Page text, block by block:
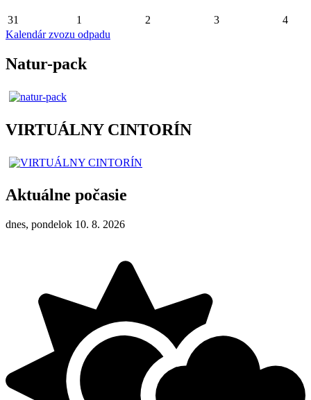
31 1 2 3
4
Kalendár zvozu odpadu
Natur-pack
VIRTUÁLNY CINTORÍN
Aktuálne počasie
dnes, pondelok 10. 8. 2026